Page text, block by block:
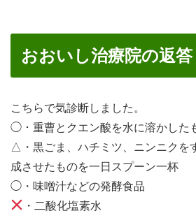
おおいし治療院の返答
こちらで気診断しました。
◯・重曹とクエン酸を水に溶かした
△・黒ごま、ハチミツ、ニンニクを
成させたものを一日スプーン一杯
◯・味噌汁などの発酵食品
・二酸化塩素水